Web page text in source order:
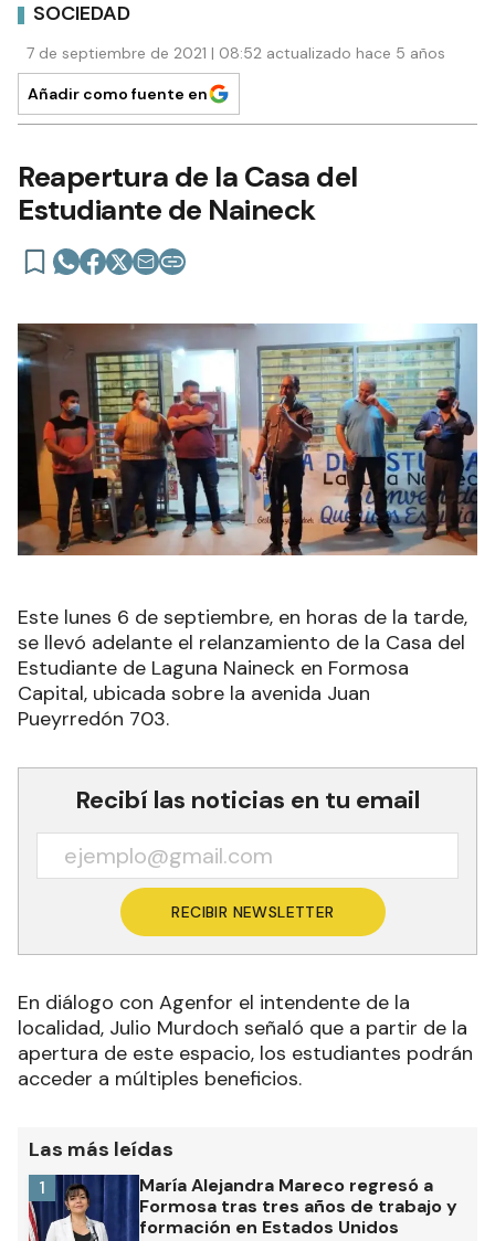
SOCIEDAD
7 de septiembre de 2021 | 08:52 actualizado hace 5 años
Añadir como fuente en
Reapertura de la Casa del
Estudiante de Naineck
Este lunes 6 de septiembre, en horas de la tarde,
se llevó adelante el relanzamiento de la Casa del
Estudiante de Laguna Naineck en Formosa
Capital, ubicada sobre la avenida Juan
Pueyrredón 703.
Recibí las noticias en tu email
RECIBIR NEWSLETTER
En diálogo con Agenfor el intendente de la
localidad, Julio Murdoch señaló que a partir de la
apertura de este espacio, los estudiantes podrán
acceder a múltiples beneficios.
Las más leídas
María Alejandra Mareco regresó a
Formosa tras tres años de trabajo y
formación en Estados Unidos
1